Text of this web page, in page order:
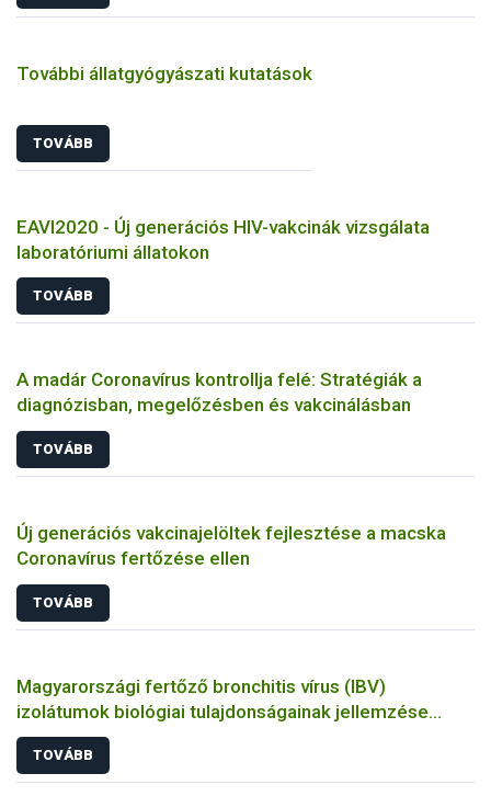
További állatgyógyászati kutatások
TOVÁBB
EAVI2020 - Új generációs HIV-vakcinák vizsgálata
laboratóriumi állatokon
TOVÁBB
A madár Coronavírus kontrollja felé: Stratégiák a
diagnózisban, megelőzésben és vakcinálásban
TOVÁBB
Új generációs vakcinajelöltek fejlesztése a macska
Coronavírus fertőzése ellen
TOVÁBB
Magyarországi fertőző bronchitis vírus (IBV)
izolátumok biológiai tulajdonságainak jellemzése
állatkísérletes és molekuláris biológiai eszközökkel
TOVÁBB